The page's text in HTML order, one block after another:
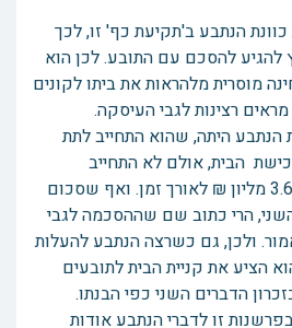
הנתבע ב'תקיעת כף' זו, לכך
להסכם עם התובע. לכן הוא
מוסרית מלהראות את ביתו לקונים
רצינות לגבי העיסקה.
הנתבע היתה, שהוא התחייב לתת
הבית, אולם לא התחייב
להקפיא את המחיר בסך 3.6 מליון ₪ לאורך זמן. ואף שסכום
הרי כתוב שם שההסכמה לגבי
ולכן, גם כשרצה הנתבע להעלות
₪, הוא הציע את קניית הבית לתובעים
הדברים השני כפי הבנתו.
זו לדברי הנתבע אודות